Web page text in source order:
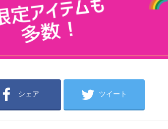
シェア ツイート